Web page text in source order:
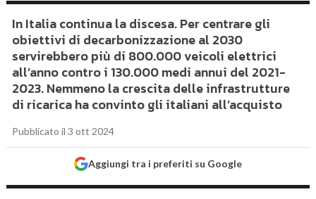
In Italia continua la discesa. Per centrare gli
obiettivi di decarbonizzazione al 2030
servirebbero più di 800.000 veicoli elettrici
all’anno contro i 130.000 medi annui del 2021-
2023. Nemmeno la crescita delle infrastrutture
di ricarica ha convinto gli italiani all’acquisto
Pubblicato il 3 ott 2024
Aggiungi tra i preferiti su Google